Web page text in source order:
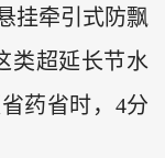
挂牵引式防飘
类超延长节水
药省时，4分